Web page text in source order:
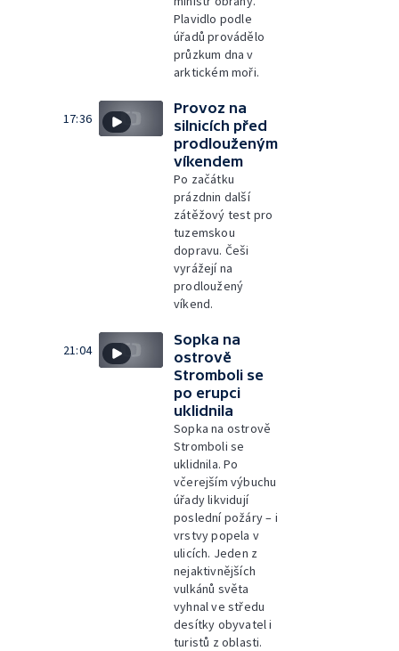
Plavidlo podle
úřadů provádělo
průzkum dna v
arktickém moři.
17:36
Provoz na
silnicích před
prodlouženým
víkendem
Po začátku
prázdnin další
zátěžový test pro
tuzemskou
dopravu. Češi
vyrážejí na
prodloužený
víkend.
21:04
Sopka na
ostrově
Stromboli se
po erupci
uklidnila
Sopka na ostrově
Stromboli se
uklidnila. Po
včerejším výbuchu
úřady likvidují
poslední požáry – i
vrstvy popela v
ulicích. Jeden z
nejaktivnějších
vulkánů světa
vyhnal ve středu
desítky obyvatel i
turistů z oblasti.